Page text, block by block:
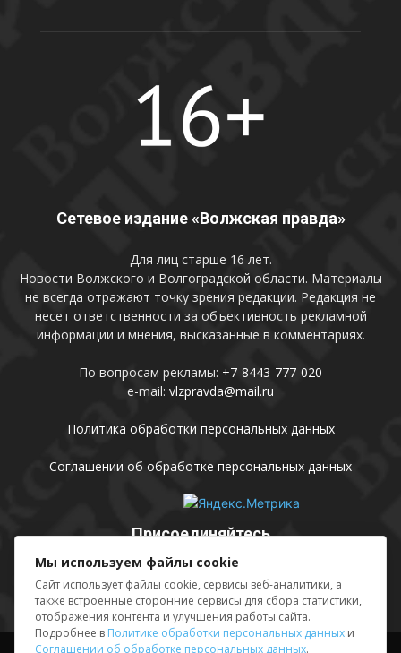
Сетевое издание «Волжская правда»
Для лиц старше 16 лет.
Новости Волжского и Волгоградской области. Материалы
не всегда отражают точку зрения редакции. Редакция не
несет ответственности за объективность рекламной
информации и мнения, высказанные в комментариях.
По вопросам рекламы: +7-8443-777-020
e-mail: vlzpravda@mail.ru
Политика обработки персональных данных
Соглашении об обработке персональных данных
Присоединяйтесь
Мы используем файлы cookie
Сайт использует файлы cookie, сервисы веб-аналитики, а
также встроенные сторонние сервисы для сбора статистики,
отображения контента и улучшения работы сайта.
Подробнее в Политике обработки персональных данных и
Соглашении об обработке персональных данных.